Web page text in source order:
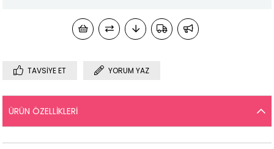
TAVSIYE ET YORUM YAZ
ÜRÜN ÖZELLIKLERI